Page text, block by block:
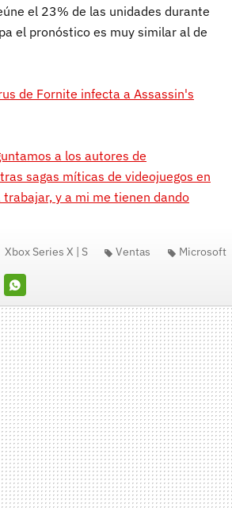
el 23% de las unidades durante
el pronóstico es muy similar al de
de Fornite infecta a Assassin's
a los autores de
sagas míticas de videojuegos en
y a mi me tienen dando
Whatsapp
Xbox Series X | S Ventas Microsoft